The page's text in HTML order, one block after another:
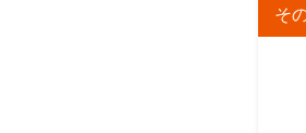
そ